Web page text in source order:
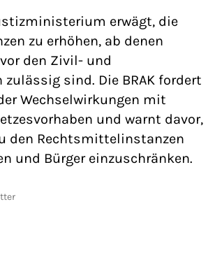
erwägt, die
zu erhöhen, ab denen
den Zivil- und
zulässig sind. Die BRAK fordert
Wechselwirkungen mit
und warnt davor,
den Rechtsmittelinstanzen
und Bürger einzuschränken.